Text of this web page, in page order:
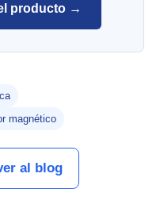
producto →
magnético
al blog